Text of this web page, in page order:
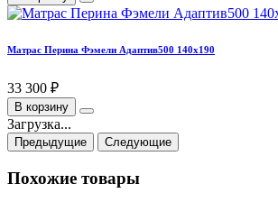
Матрас Перина Фэмели Адаптив500 140х190
33 300 ₽
В корзину
Загрузка...
Предыдущие Следующие
Похожие товары